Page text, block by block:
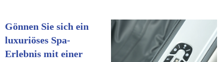
Gönnen Sie sich ein
luxuriöses Spa-
Erlebnis mit einer